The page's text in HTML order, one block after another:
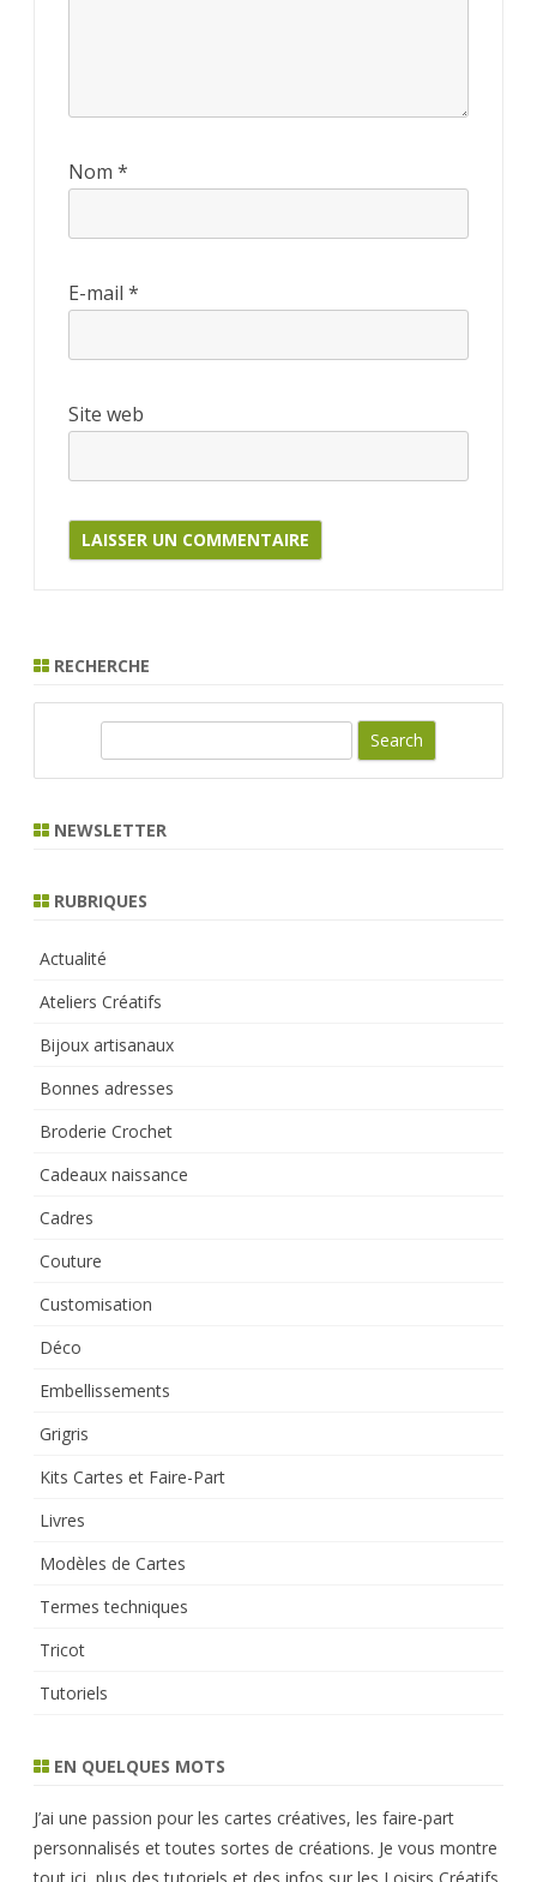
Nom *
E-mail *
Site web
RECHERCHE
r
NEWSLETTER
RUBRIQUES
Actualité
Ateliers Créatifs
Bijoux artisanaux
Bonnes adresses
Broderie Crochet
Cadeaux naissance
Cadres
Couture
Customisation
Déco
Embellissements
Grigris
Kits Cartes et Faire-Part
Livres
Modèles de Cartes
Termes techniques
Tricot
Tutoriels
EN QUELQUES MOTS
J’ai une passion pour les cartes créatives, les faire-part
personnalisés et toutes sortes de créations. Je vous montre